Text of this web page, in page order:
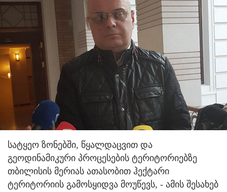
სატყეო ზონებში, წყალდაცვით და
გეოდინამიკური პროცესების ტერიტორიებზე
თბილისის მერიას ათასობით ჰექტარი
ტერიტორიის გამოსყიდვა მოუწევს, - ამის შესახებ